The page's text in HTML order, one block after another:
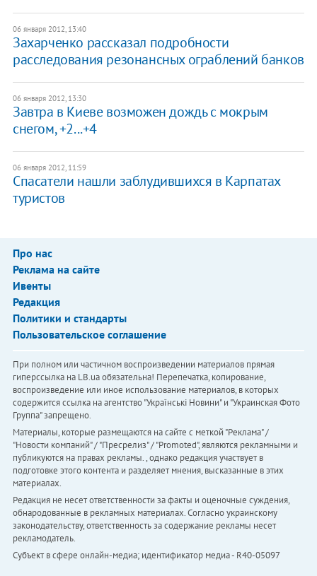
06 января 2012, 13:40
Захарченко рассказал подробности
расследования резонансных ограблений банков
06 января 2012, 13:30
Завтра в Киеве возможен дождь с мокрым
снегом, +2...+4
06 января 2012, 11:59
Спасатели нашли заблудившихся в Карпатах
туристов
Про нас
Реклама на сайте
Ивенты
Редакция
Политики и стандарты
Пользовательское соглашение
При полном или частичном воспроизведении материалов прямая
гиперссылка на LB.ua обязательна! Перепечатка, копирование,
воспроизведение или иное использование материалов, в которых
содержится ссылка на агентство "Українськi Новини" и "Украинская Фото
Группа" запрещено.
Материалы, которые размещаются на сайте с меткой "Реклама" /
"Новости компаний" / "Пресрелиз" / "Promoted", являются рекламными и
публикуются на правах рекламы. , однако редакция участвует в
подготовке этого контента и разделяет мнения, высказанные в этих
материалах.
Редакция не несет ответственности за факты и оценочные суждения,
обнародованные в рекламных материалах. Согласно украинскому
законодательству, ответственность за содержание рекламы несет
рекламодатель.
Субъект в сфере онлайн-медиа; идентификатор медиа - R40-05097